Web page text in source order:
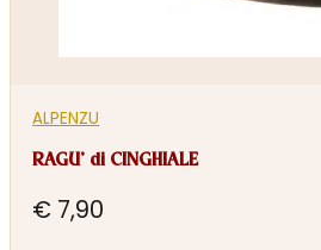
ALPENZU
RAGU’ di CINGHIALE
€ 7,90